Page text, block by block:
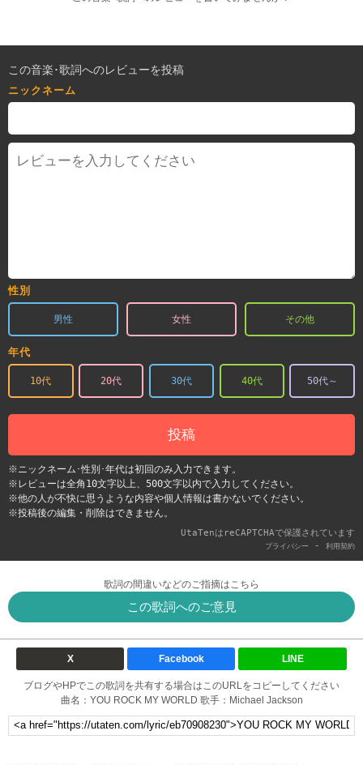
この音楽･歌詞へのレビューを投稿
ニックネーム
性別
男性 女性 その他
年代
10代 20代 30代 40代 50代～
投稿
※ニックネーム･性別･年代は初回のみ入力できます。
※レビューは全角10文字以上、500文字以内で入力してください。
※他の人が不快に思うような内容や個人情報は書かないでください。
※投稿後の編集・削除はできません。
UtaTenはreCAPTCHAで保護されています
プライバシー - 利用契約
歌詞の間違いなどのご指摘はこちら
この歌詞へのご意見
X Facebook LINE
ブログやHPでこの歌詞を共有する場合はこのURLをコピーしてください
曲名：YOU ROCK MY WORLD 歌手：Michael Jackson